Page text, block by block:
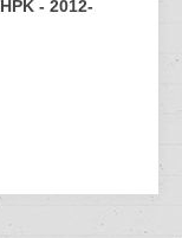
HPK - 2012-